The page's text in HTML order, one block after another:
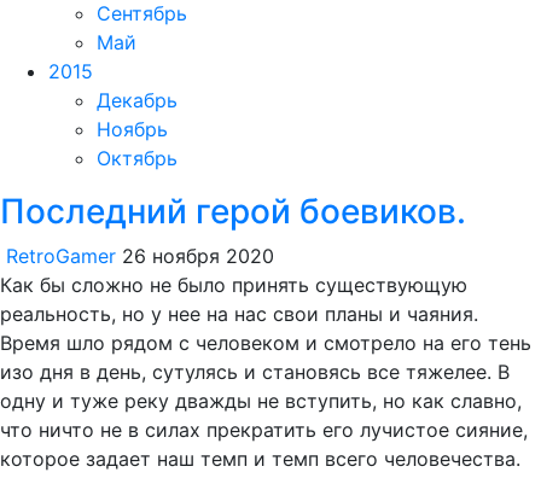
Сентябрь
Май
2015
Декабрь
Ноябрь
Октябрь
Последний герой боевиков.
RetroGamer 26 ноября 2020
Как бы сложно не было принять существующую
реальность, но у нее на нас свои планы и чаяния.
Время шло рядом с человеком и смотрело на его тень
изо дня в день, сутулясь и становясь все тяжелее. В
одну и туже реку дважды не вступить, но как славно,
что ничто не в силах прекратить его лучистое сияние,
которое задает наш темп и темп всего человечества.